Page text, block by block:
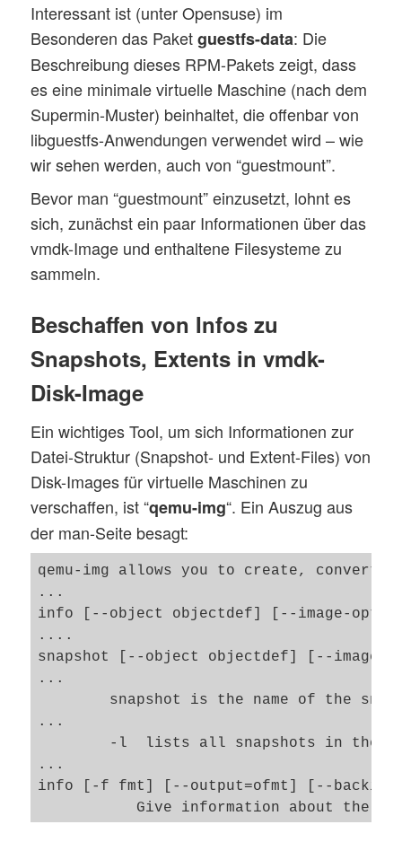
Interessant ist (unter Opensuse) im
Besonderen das Paketguestfs-data: Die
Beschreibung dieses RPM-Pakets zeigt, dass
es eine minimale virtuelle Maschine (nach dem
Supermin-Muster) beinhaltet, die offenbar von
libguestfs-Anwendungen verwendet wird – wie
wir sehen werden, auch von “guestmount”.
Bevor man “guestmount” einzusetzt, lohnt es
sich, zunächst ein paar Informationen über das
vmdk-Image und enthaltene Filesysteme zu
sammeln.
Beschaffen von Infos zu
Snapshots, Extents in vmdk-
Disk-Image
Ein wichtiges Tool, um sich Informationen zur
Datei-Struktur (Snapshot- und Extent-Files) von
Disk-Images für virtuelle Maschinen zu
verschaffen, ist “qemu-img“. Ein Auszug aus
der man-Seite besagt:
qemu-img allows you to create, convert
...
info [--object objectdef] [--image-
....
snapshot [--object objectdef] [--
...
...
...
info [-f fmt] [--output=ofmt] [--backing-
Give information about the